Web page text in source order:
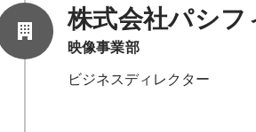
株式会社パシ
映像事業部
ビジネスディレクター